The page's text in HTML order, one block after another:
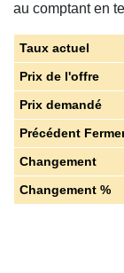
au comptant en
Taux actuel
Prix de l'offre
Prix demandé
Précédent
Changement
Changement %